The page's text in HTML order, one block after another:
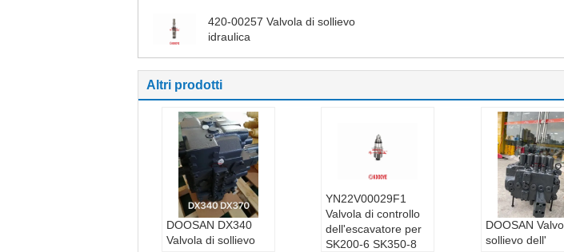
420-00257 Valvola di sollievo
idraulica
Altri prodotti
DOOSAN DX340
Valvola di sollievo
YN22V00029F1
Valvola di controllo
dell'escavatore per
SK200-6 SK350-8
DOOSAN
sollievo dell'